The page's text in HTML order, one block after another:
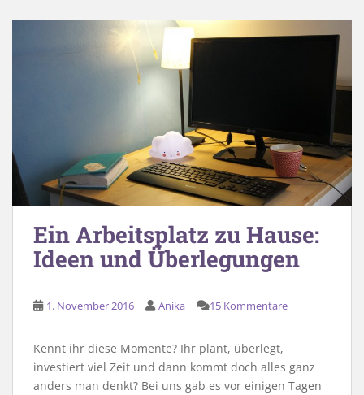
Ein Arbeitsplatz zu Hause:
Ideen und Überlegungen
1. November 2016 Anika 15 Kommentare
Kennt ihr diese Momente? Ihr plant, überlegt,
investiert viel Zeit und dann kommt doch alles ganz
anders man denkt? Bei uns gab es vor einigen Tagen